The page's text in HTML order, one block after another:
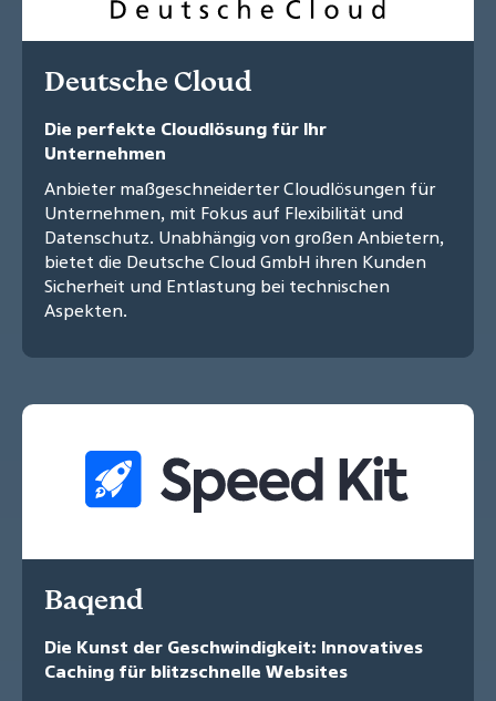
Deutsche Cloud
Die perfekte Cloudlösung für Ihr
Unternehmen
Anbieter maßgeschneiderter Cloudlösungen für
Unternehmen, mit Fokus auf Flexibilität und
Datenschutz. Unabhängig von großen Anbietern,
bietet die Deutsche Cloud GmbH ihren Kunden
Sicherheit und Entlastung bei technischen
Aspekten.
Baqend
Die Kunst der Geschwindigkeit: Innovatives
Caching für blitzschnelle Websites